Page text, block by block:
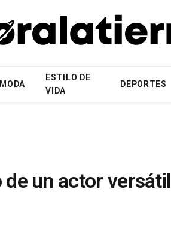
MODA
ESTILO DE
VIDA
DEPORTES
de un actor versátil